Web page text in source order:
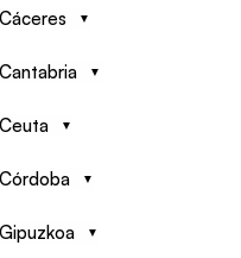
Cáceres
Cantabria
Ceuta
Córdoba
Gipuzkoa